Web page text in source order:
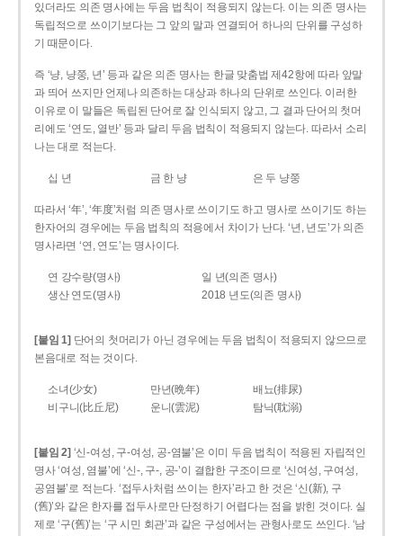
있더라도 의존 명사에는 두음 법칙이 적용되지 않는다. 이는 의존 명사는
독립적으로 쓰이기보다는 그 앞의 말과 연결되어 하나의 단위를 구성하
기 때문이다.
즉 ‘냥, 냥쭝, 년’ 등과 같은 의존 명사는 한글 맞춤법 제42항에 따라 앞말
과 띄어 쓰지만 언제나 의존하는 대상과 하나의 단위로 쓰인다. 이러한
이유로 이 말들은 독립된 단어로 잘 인식되지 않고, 그 결과 단어의 첫머
리에도 ‘연도, 열반’ 등과 달리 두음 법칙이 적용되지 않는다. 따라서 소리
나는 대로 적는다.
십 년 금 한 냥 은 두 냥쭝
따라서 ‘年’, ‘年度’처럼 의존 명사로 쓰이기도 하고 명사로 쓰이기도 하는
한자어의 경우에는 두음 법칙의 적용에서 차이가 난다. ‘년, 년도’가 의존
명사라면 ‘연, 연도’는 명사이다.
연 강수량(명사)
일 년(의존 명사)
생산 연도(명사)
2018 년도(의존 명사)
[붙임 1] 단어의 첫머리가 아닌 경우에는 두음 법칙이 적용되지 않으므로
본음대로 적는 것이다.
소녀(少女) 만년(晩年)
배뇨(排尿)
비구니(比丘尼)
운니(雲泥) 탐닉(耽溺)
[붙임 2] ‘신-여성, 구-여성, 공-염불’은 이미 두음 법칙이 적용된 자립적인
명사 ‘여성, 염불’에 ‘신-, 구-, 공-’이 결합한 구조이므로 ‘신여성, 구여성,
공염불’로 적는다. ‘접두사처럼 쓰이는 한자’라고 한 것은 ‘신(新), 구
(舊)’와 같은 한자를 접두사로만 단정하기 어렵다는 점을 밝힌 것이다. 실
제로 ‘구(舊)’는 ‘구 시민 회관’과 같은 구성에서는 관형사로도 쓰인다. ‘남